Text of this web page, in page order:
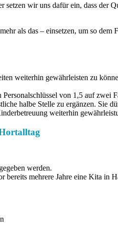
wir uns dafür ein, dass der
als das – einsetzen, um so dem
weiterhin gewährleisten zu
von 1,5 auf zwei
halbe Stelle zu ergänzen. Sie
weiterhin
werden.
mehrere Jahre eine Kita in